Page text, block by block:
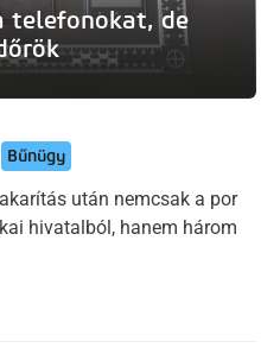
de
Bűnügy
után nemcsak a por
hivatalból, hanem három